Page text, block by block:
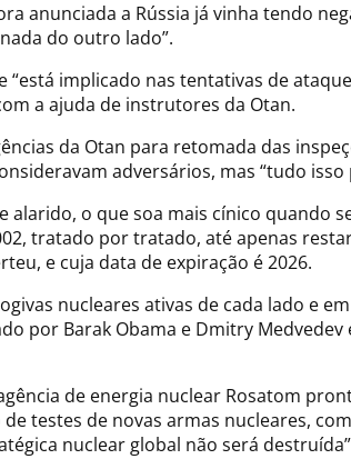
anunciada a Rússia já vinha tendo
do outro lado”.
implicado nas tentativas de
a ajuda de instrutores da Otan.
da Otan para retomada das
adversários, mas “tudo isso
o que soa mais cínico quando
tratado por tratado, até apenas
e cuja data de expiração é 2026.
nucleares ativas de cada lado e
por Barak Obama e Dmitry
de energia nuclear Rosatom
testes de novas armas nucleares,
nuclear global não será